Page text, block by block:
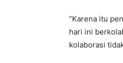
“Karena itu
hari ini
kolaborasi